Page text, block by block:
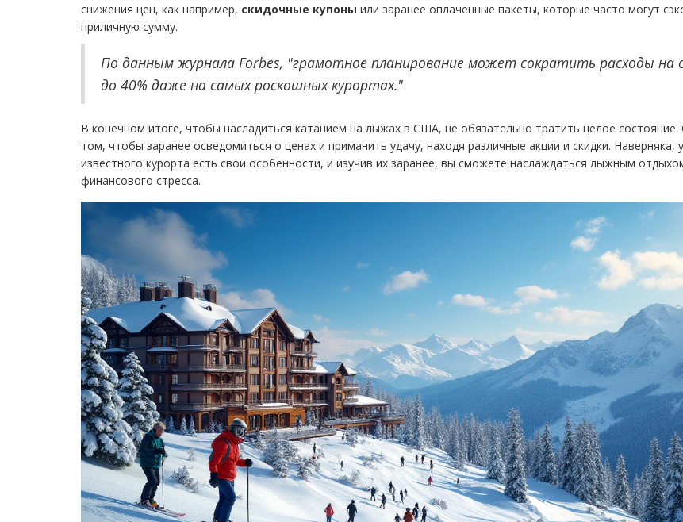
снижения цен, как например, скидочные купоны или заранее оплаченные пакеты, которые часто могут
приличную сумму.
По данным журнала Forbes, "грамотное планирование может сократить расходы на
до 40% даже на самых роскошных курортах."
В конечном итоге, чтобы насладиться катанием на лыжах в США, не обязательно тратить целое состояние.
том, чтобы заранее осведомиться о ценах и приманить удачу, находя различные акции и скидки. Наверняка,
известного курорта есть свои особенности, и изучив их заранее, вы сможете наслаждаться лыжным
финансового стресса.